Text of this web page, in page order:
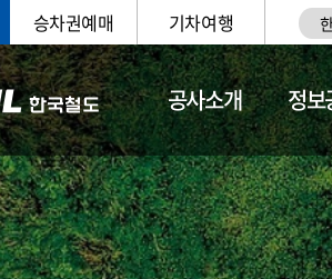
승차권예매 기차여행
공사소개 정보
문화사업